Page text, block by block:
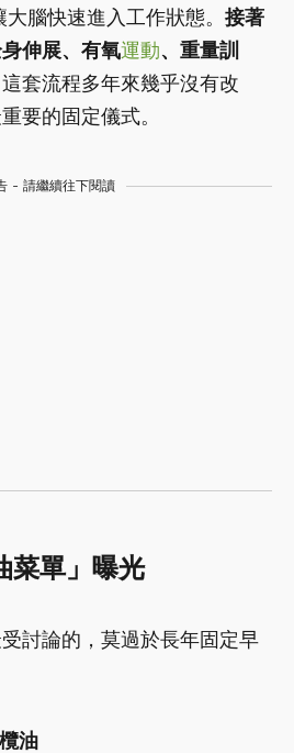
大腦快速進入工作狀態。 接著
伸展、有氧運動、重量訓
這套流程多年來幾乎沒有改
要的固定儀式。
- 請繼續往下閱讀
菜單」曝光
討論的，莫過於長年固定早
油